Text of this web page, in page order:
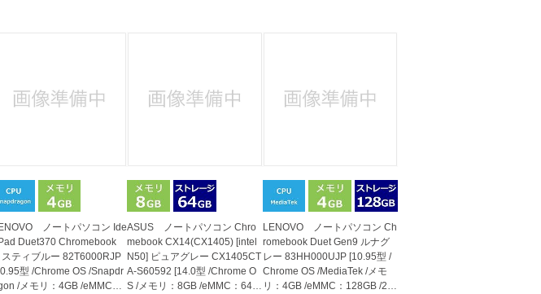
English / 中文
ノートパソコン Ide
Duet370 Chromebook
スティブルー 82T6000RJP
型 /Chrome OS /Snapdr
/メモリ：4GB /eMMC：
ASUS ノートパソコン Chro
mebook CX14(CX1405) [intel
N50] ピュアグレー CX1405CT
A-S60592 [14.0型 /Chrome O
S /メモリ：8GB /eMMC：64G
LENOVO ノートパソコン Ch
romebook Duet Gen9 ルナグ
レー 83HH000UJP [10.95型 /
Chrome OS /MediaTek /メモ
リ：4GB /eMMC：128GB /20